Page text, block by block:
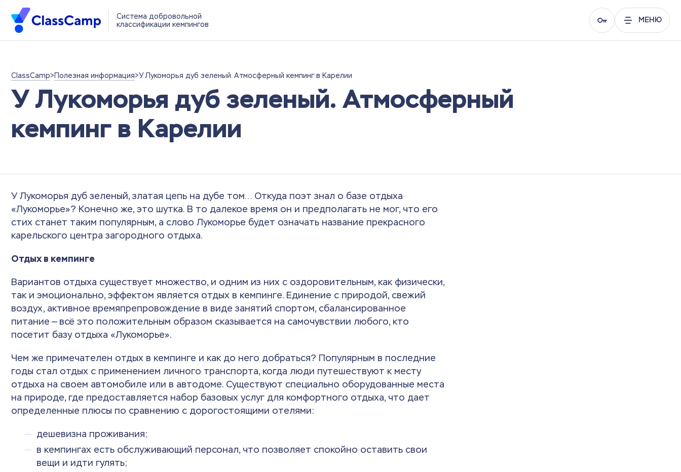
Система добровольной
классификации кемпингов
МЕНЮ
ClassCamp>Полезная информация>У Лукоморья дуб зеленый. Атмосферный кемпинг в Карелии
У Лукоморья дуб зеленый. Атмосферный
кемпинг в Карелии
У Лукоморья дуб зеленый, златая цепь на дубе том… Откуда поэт знал о базе отдыха
«Лукоморье»? Конечно же, это шутка. В то далекое время он и предполагать не мог, что его
стих станет таким популярным, а слово Лукоморье будет означать название прекрасного
карельского центра загородного отдыха.
Отдых в кемпинге
Вариантов отдыха существует множество, и одним из них с оздоровительным, как физически,
так и эмоционально, эффектом является отдых в кемпинге. Единение с природой, свежий
воздух, активное времяпрепровождение в виде занятий спортом, сбалансированное
питание — всё это положительным образом сказывается на самочувствии любого, кто
посетит базу отдыха «Лукоморье».
Чем же примечателен отдых в кемпинге и как до него добраться? Популярным в последние
годы стал отдых с применением личного транспорта, когда люди путешествуют к месту
отдыха на своем автомобиле или в автодоме. Существуют специально оборудованные места
на природе, где предоставляется набор базовых услуг для комфортного отдыха, что дает
определенные плюсы по сравнению с дорогостоящими отелями:
дешевизна проживания;
в кемпингах есть обслуживающий персонал, что позволяет спокойно оставить свои
вещи и идти гулять;